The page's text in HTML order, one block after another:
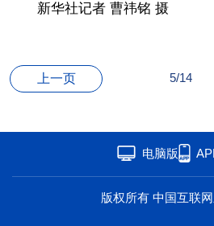
新华社记者 曹祎铭 摄
上一页 5/14
电脑版
版权所有 中国互联